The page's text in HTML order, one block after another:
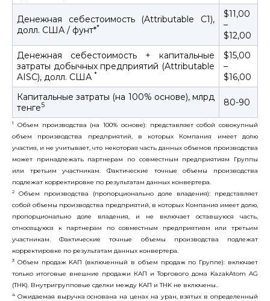
Денежная себестоимость (Attributable C1),
долл. США / фунт**
$11,00
–
$12,00
Денежная себестоимость + капитальные
затраты добычных предприятий (Attributable
AISC), долл. США *
$15,00
–
$16,00
Капитальные затраты (на 100% основе), млрд
тенге5 80-90
1
Объем производства (на 100% основе): представляет собой совокупный
объем производства предприятий, в которых Компания имеет долю
участия, и не учитывает, что некоторая часть данных объемов производства
может принадлежать партнерам по совместным предприятиям Группы
или третьим участникам. Фактические точные объемы производства
подлежат корректировке по результатам данных конвертера.
2
Объем производства (пропорционально доле владения): представляет
собой объемы производства предприятий, в которых Компания имеет долю,
пропорционально доле владения, и не включает оставшуюся часть,
относящуюся к партнерам по совместным предприятиям или третьим
участникам. Фактические точные объемы производства подлежат
корректировке по результатам данных конвертера.
3 Объем продаж KAП (включенный в объем продаж по Группе): включает
только итоговые внешние продажи КАП и Торгового дома KazakAtom AG
(THK). Внутригрупповые сделки между KAП и THK не включены..
4 Ожидаемая выручка основана на ценах на уран, взятых в определенный